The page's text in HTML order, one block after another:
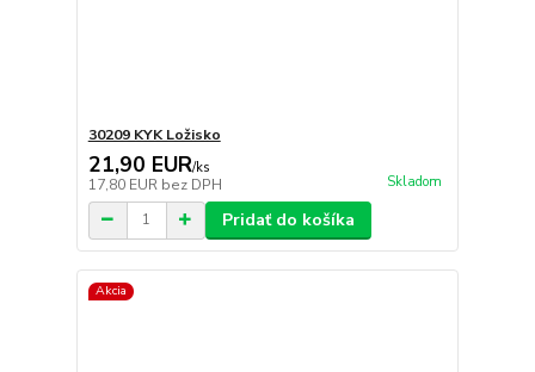
30209 KYK Ložisko
21,90 EUR/ks
17,80 EUR bez DPH Skladom
Pridať do košíka
Akcia